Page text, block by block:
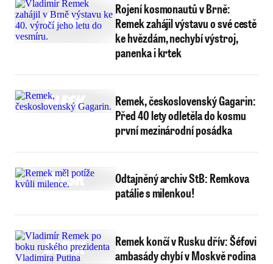
Rojení kosmonautů v Brně:
Remek zahájil výstavu o své cestě
ke hvězdám, nechybí výstroj,
panenka i krtek
Remek, československý Gagarin:
Před 40 lety odletěla do kosmu
první mezinárodní posádka
Odtajněný archiv StB: Remkova
patálie s milenkou!
Remek končí v Rusku dřív: Šéfovi
ambasády chybí v Moskvě rodina